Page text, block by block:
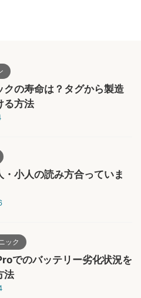
クの寿命は？タグから製造
る方法
・小人の読み方合っていま
ック
でのバッテリー劣化状況を
法